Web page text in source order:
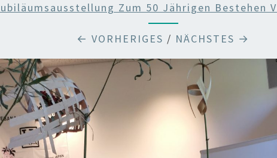
Zum 50 Jährigen Bestehen
← VORHERIGES / NÄCHSTES →